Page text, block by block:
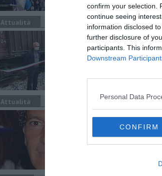
confirm your selection.
continue seeing
information disclosed
further disclosure of
participants. This
Downstream
Personal Data
CONFIRM
Attualità
Nel convoglio,
sette postazioni
Attualità
Serie sul
L'attore
sangue" di